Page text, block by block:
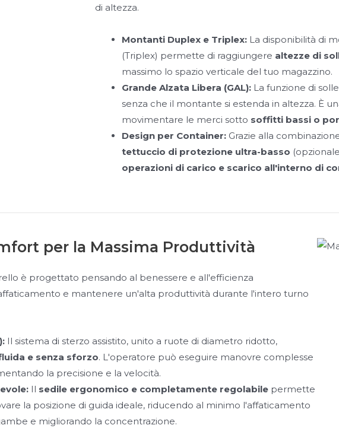
di altezza.
Montanti Duplex e Triplex: La disponibilità di
(Triplex) permette di raggiungere altezze di
massimo lo spazio verticale del tuo magazzino.
Grande Alzata Libera (GAL): La funzione di
senza che il montante si estenda in altezza. È
movimentare le merci sotto soffitti bassi o
Design per Container: Grazie alla
tettuccio di protezione ultra-basso
operazioni di carico e scarico all'interno di
per la Massima Produttività
è progettato pensando al benessere e all'efficienza
e mantenere un'alta produttività durante l'intero turno
Il sistema di sterzo assistito, unito a ruote di diametro ridotto,
e senza sforzo. L'operatore può eseguire manovre complesse
la precisione e la velocità.
Il sedile ergonomico e completamente regolabile permette
la posizione di guida ideale, riducendo al minimo l'affaticamento
e migliorando la concentrazione.